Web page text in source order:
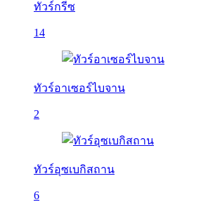
ทัวร์กรีซ
14
ทัวร์อาเซอร์ไบจาน
2
ทัวร์อุซเบกิสถาน
6